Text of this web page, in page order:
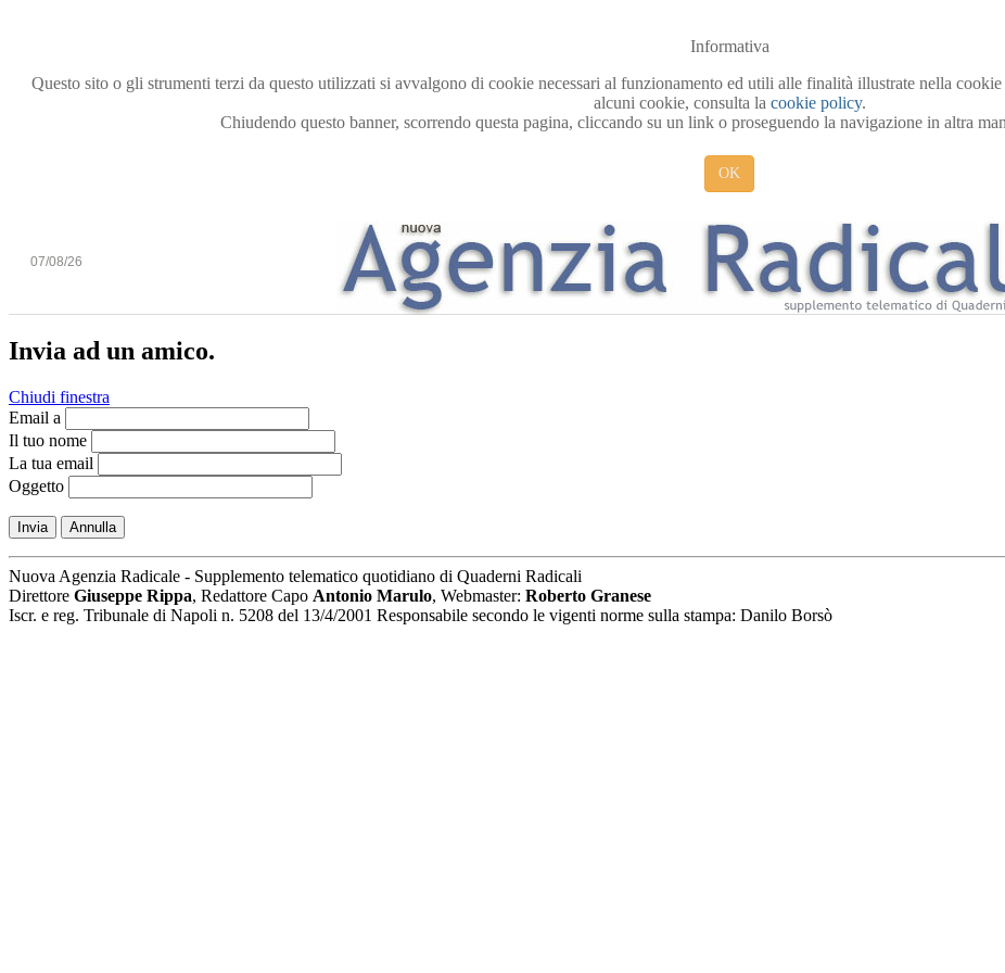
Informativa
Questo sito o gli strumenti terzi da questo utilizzati si avvalgono di cookie necessari al funzionamento ed utili alle finalità illustrate nella
alcuni cookie, consulta la cookie policy.
Chiudendo questo banner, scorrendo questa pagina, cliccando su un link o proseguendo la navigazione in altra
OK
07/08/26
Invia ad un amico.
Chiudi finestra
Email a
Il tuo nome
La tua email
Oggetto
Invia Annulla
Nuova Agenzia Radicale - Supplemento telematico quotidiano di Quaderni Radicali
Direttore Giuseppe Rippa, Redattore Capo Antonio Marulo, Webmaster: Roberto Granese
Iscr. e reg. Tribunale di Napoli n. 5208 del 13/4/2001 Responsabile secondo le vigenti norme sulla stampa: Danilo Borsò